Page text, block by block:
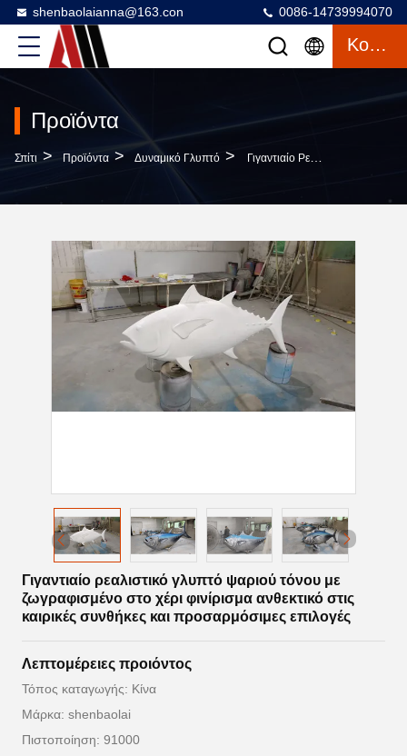
shenbaolaianna@163.con 0086-14739994070
Κουβέντα
Προϊόντα
Σπίτι > Προϊόντα > Δυναμικό Γλυπτό > Γιγαντιαίο Ρεαλιστικό Γλυπτό Ψαριού Τόνου Με Ζωγραφισμένο Στο Χέρι Φινίρισμα Ανθεκτικό Στις Καιρικές Συνθήκες Και Προσαρμόσιμες Επιλογές
Γιγαντιαίο ρεαλιστικό γλυπτό ψαριού τόνου με
ζωγραφισμένο στο χέρι φινίρισμα ανθεκτικό στις
καιρικές συνθήκες και προσαρμόσιμες επιλογές
Λεπτομέρειες προιόντος
Τόπος καταγωγής: Κίνα
Μάρκα: shenbaolai
Πιστοποίηση: 91000